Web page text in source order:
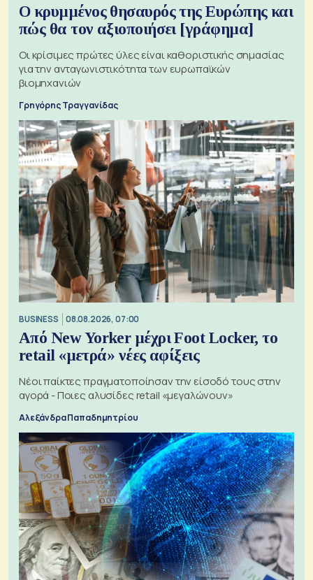
Ο κρυμμένος θησαυρός της Ευρώπης και
πώς θα τον αξιοποιήσει [γράφημα]
Οι κρίσιμες πρώτες ύλες είναι καθοριστικής σημασίας
για την ανταγωνιστικότητα των ευρωπαϊκών
βιομηχανιών
Γρηγόρης Τραγγανίδας
BUSINESS 08.08.2026, 07:00
Από New Yorker μέχρι Foot Locker, το
retail «μετρά» νέες αφίξεις
Νέοι παίκτες πραγματοποίησαν την είσοδό τους στην
αγορά - Ποιες αλυσίδες retail «μεγαλώνουν»
Αλεξάνδρα Παπαδημητρίου